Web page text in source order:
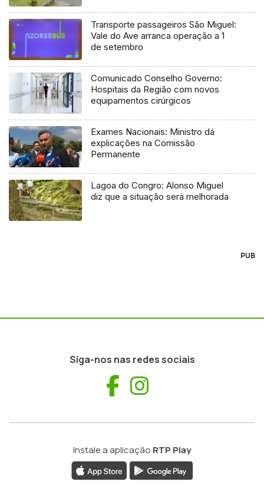
Transporte passageiros São Miguel:
Vale do Ave arranca operação a 1
de setembro
Comunicado Conselho Governo:
Hospitais da Região com novos
equipamentos cirúrgicos
Exames Nacionais: Ministro dá
explicações na Comissão
Permanente
Lagoa do Congro: Alonso Miguel
diz que a situação será melhorada
PUB
Siga-nos nas redes sociais
Facebook
Instale a aplicação RTP Play